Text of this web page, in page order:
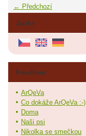
← Předchozí
Jazyky
Fotoalbum
ArQeVa
Co dokáže ArQeVa :-)
Doma
Naši psi
Nikolka se smečkou